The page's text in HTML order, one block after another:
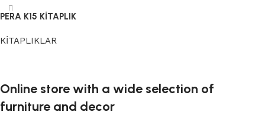
PERA K15 KİTAPLIK
KİTAPLIKLAR
Online store with a wide selection of
furniture and decor